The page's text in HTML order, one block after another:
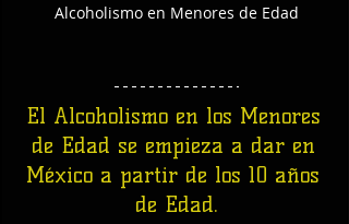
Alcoholismo en Menores de Edad
El Alcoholismo en los Menores
de Edad se empieza a dar en
México a partir de los 10 años
de Edad.